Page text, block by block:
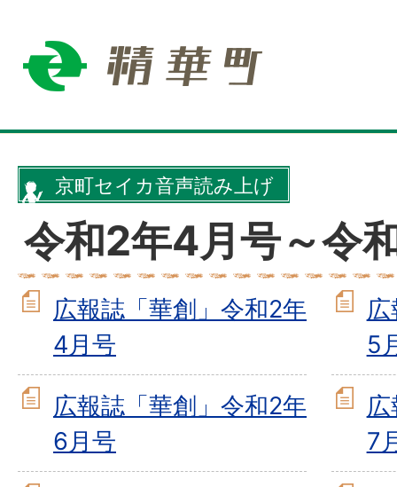
京町セイカ音声読み上げ
令和2年4月号～令
広報誌「華創」令和2年
4月号
5
広報誌「華創」令和2年
6月号
7